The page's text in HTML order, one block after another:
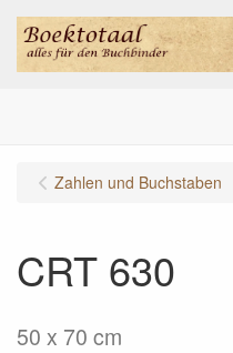
Zahlen und Buchstaben
CRT 630
50 x 70 cm